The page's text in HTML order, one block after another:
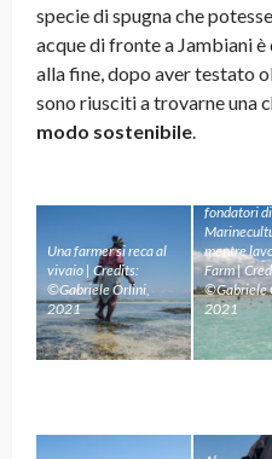
specie di spugna che
acque di fronte a Jambiani
alla fine, dopo aver testato
sono riusciti a trovarne una
modo sostenibile.
Una farmer si reca al
vivaio | Credits:
©Gabriele Orlini,
2021
fondatori di
mentre
Farm |
©Gabriele
2021